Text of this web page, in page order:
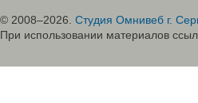
© 2008–2026. Студия Омнивеб г.
При использовании материалов